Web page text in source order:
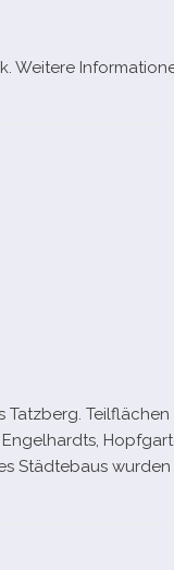
Weitere
Städtebaus